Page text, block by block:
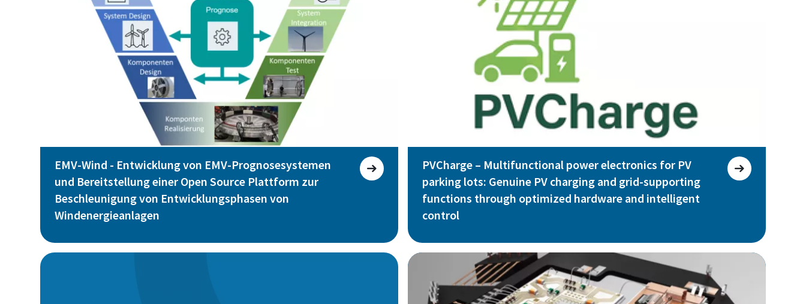
EMV-Wind - Entwicklung von EMV-Prognosesystemen
und Bereitstellung einer Open Source Plattform zur
Beschleunigung von Entwicklungsphasen von
Windenergieanlagen
PVCharge – Multifunctional power electronics for PV
parking lots: Genuine PV charging and grid-supporting
functions through optimized hardware and intelligent
control